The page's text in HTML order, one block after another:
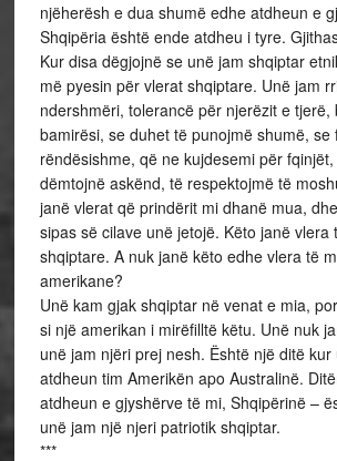
njëherësh e dua shumë edhe atdheun e
Shqipëria është ende atdheu i tyre.
Kur disa dëgjojnë se unë jam shqiptar
më pyesin për vlerat shqiptare. Unë jam
ndershmëri, tolerancë për njerëzit e tjerë,
bamirësi, se duhet të punojmë shumë, se
rëndësishme, që ne kujdesemi për
dëmtojnë askënd, të respektojmë të
janë vlerat që prindërit mi dhanë mua,
sipas së cilave unë jetojë. Këto janë vlera
shqiptare. A nuk janë këto edhe vlera të
amerikane?
Unë kam gjak shqiptar në venat e mia,
si një amerikan i mirëfilltë këtu. Unë nuk
unë jam njëri prej nesh. Është një ditë kur
atdheun tim Amerikën apo Australinë.
atdheun e gjyshërve të mi, Shqipërinë –
unë jam një njeri patriotik shqiptar.
***